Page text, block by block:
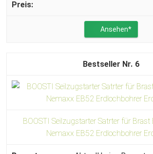
Ansehen*
6
BOOSTI Seilzugstarter Satrter für Brast
Nemaxx EB52 Erdlochbohrer